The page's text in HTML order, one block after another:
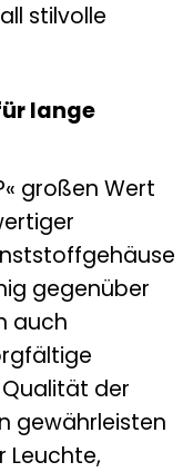
stilvolle
lange
großen Wert
gegenüber
auch
der
gewährleisten
Leuchte,